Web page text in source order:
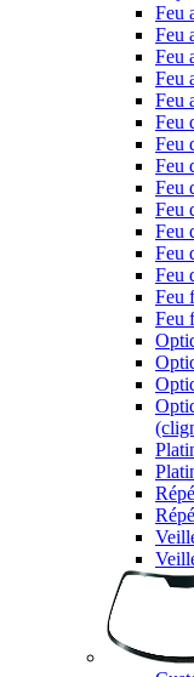
Feu
Feu
Feu
Feu
Feu
Feu
Feu
Feu
Feu
Feu
Feu
Feu
Feu
Feu
Feu